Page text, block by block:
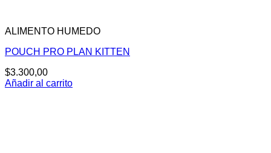
ALIMENTO HUMEDO
POUCH PRO PLAN KITTEN
$3.300,00
Añadir al carrito